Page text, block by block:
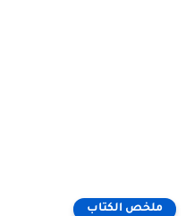
ملخص الكتاب